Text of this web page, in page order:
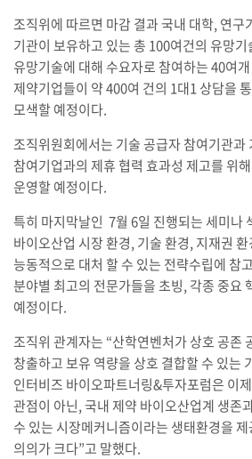
조직위에 따르면 마감 결과 국내 대학, 연구
기관이 보유하고 있는 총 100여건의 유망
유망기술에 대해 수요자로 참여하는 40여
제약기업들이 약 400여 건의 1대1 상담을
모색할 예정이다.
조직위원회에서는 기술 공급자 참여기관과
참여기업과의 제휴 협력 효과성 제고를 위
운영할 예정이다.
특히 마지막날인 7월 6일 진행되는 세미나
바이오산업 시장 환경, 기술 환경, 지재권
능동적으로 대처 할 수 있는 전략수립에 참
분야별 최고의 전문가들을 초빙, 각종 중요
예정이다.
조직위 관계자는 “산학연벤처가 상호 공존
창출하고 보유 역량을 상호 결합할 수 있는
인터비즈 바이오파트너링&투자포럼은 이
관점이 아닌, 국내 제약 바이오산업계 생존
수 있는 시장메커니즘이라는 생태환경을
의의가 크다”고 말했다.